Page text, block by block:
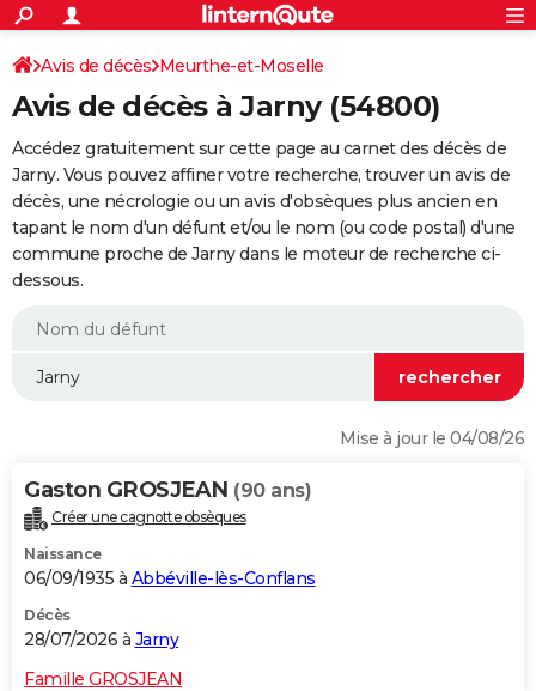
ACTUALITÉS
Politique
Société
Faits Divers
Education
Monde
Villes
+
SPORT
Coupe du monde 2026
Football
Tennis
Cyclisme
Rugby
Forum
Programme TV
TNT
Streaming
Cinéma
Sorties cinéma
Musique
+
FINANCE
Retraite
Epargne
Immobilier
Risques naturels par ville
Assurance
AUTO
Essais
Réserver un essai
Citadines
Berlines
SUV
Forum auto
+
HIGH-TECH
BRICOLAGE
WEEK-END
Alimentation
Guide de la santé
Maladies
Médicaments
Sommeil
VOYAGE
Destinations
City break
Voyage nature
Voyage de noces
Forum
Climat
+PHOTO
GUIDES D'ACHAT
S'inscrire
Connexion
Avis de décès Meurthe-et-Moselle
Avis de décès à Jarny (54800)
Accédez gratuitement sur cette page au carnet des décès de
Jarny. Vous pouvez affiner votre recherche, trouver un avis de
décès, une nécrologie ou un avis d'obsèques plus ancien en
tapant le nom d'un défunt et/ou le nom (ou code postal) d'une
commune proche de Jarny dans le moteur de recherche ci-
dessous.
Mise à jour le 04/08/26
Gaston GROSJEAN (90 ans)
Créer une cagnotte obsèques
Naissance
06/09/1935 à Abbéville-lès-Conflans
Décès
28/07/2026 à Jarny
Famille GROSJEAN